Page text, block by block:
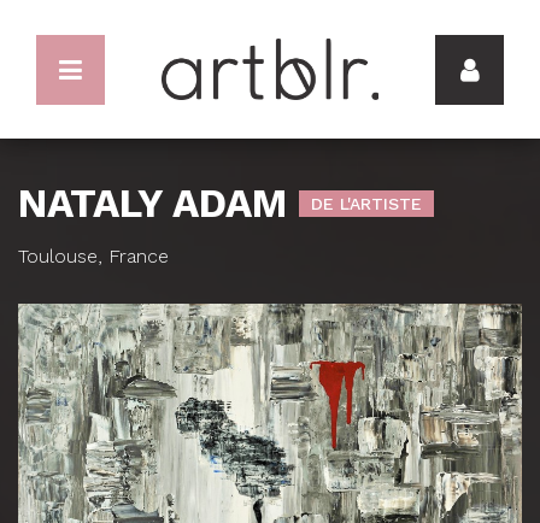
NATALY ADAM DE L'ARTISTE
Toulouse, France